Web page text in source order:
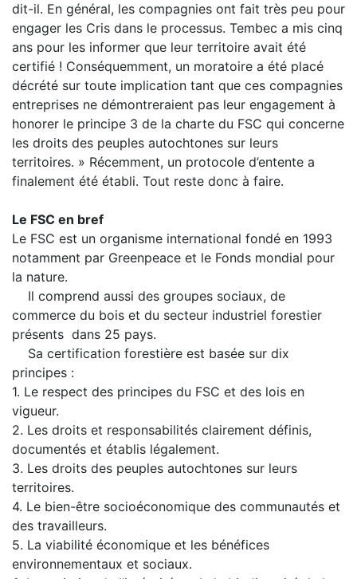
dit-il. En général, les compagnies ont fait très peu pour
engager les Cris dans le processus. Tembec a mis cinq
ans pour les informer que leur territoire avait été
certifié ! Conséquemment, un moratoire a été placé
décrété sur toute implication tant que ces compagnies
entreprises ne démontreraient pas leur engagement à
honorer le principe 3 de la charte du FSC qui concerne
les droits des peuples autochtones sur leurs
territoires. » Récemment, un protocole d’entente a
finalement été établi. Tout reste donc à faire.
Le FSC en bref
Le FSC est un organisme international fondé en 1993
notamment par Greenpeace et le Fonds mondial pour
la nature.
Il comprend aussi des groupes sociaux, de
commerce du bois et du secteur industriel forestier
présents dans 25 pays.
Sa certification forestière est basée sur dix
principes :
1. Le respect des principes du FSC et des lois en
vigueur.
2. Les droits et responsabilités clairement définis,
documentés et établis légalement.
3. Les droits des peuples autochtones sur leurs
territoires.
4. Le bien-être socioéconomique des communautés et
des travailleurs.
5. La viabilité économique et les bénéfices
environnementaux et sociaux.